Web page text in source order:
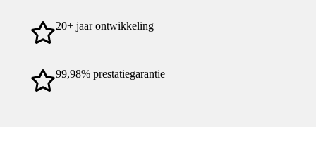
20+ jaar ontwikkeling
99,98% prestatiegarantie